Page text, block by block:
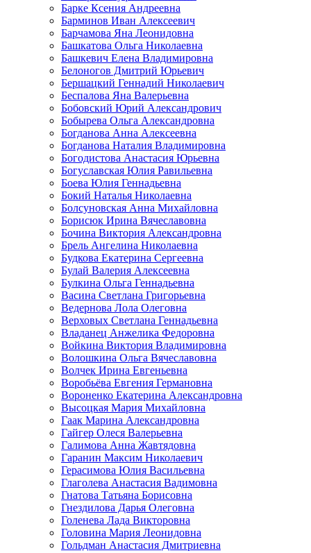
Барке Ксения Андреевна
Барминов Иван Алексеевич
Барчамова Яна Леонидовна
Башкатова Ольга Николаевна
Башкевич Елена Владимировна
Белоногов Дмитрий Юрьевич
Бершацкий Геннадий Николаевич
Беспалова Яна Валерьевна
Бобовский Юрий Александрович
Бобырева Ольга Александровна
Богданова Анна Алексеевна
Богданова Наталия Владимировна
Богодистова Анастасия Юрьевна
Богуславская Юлия Равильевна
Боева Юлия Геннадьевна
Бокий Наталья Николаевна
Болсуновская Анна Михайловна
Борисюк Ирина Вячеславовна
Бочина Виктория Александровна
Брель Ангелина Николаевна
Будкова Екатерина Сергеевна
Булай Валерия Алексеевна
Булкина Ольга Геннадьевна
Васина Светлана Григорьевна
Ведернова Лола Олеговна
Верховых Светлана Геннадьевна
Владанец Анжелика Федоровна
Войкина Виктория Владимировна
Волошкина Ольга Вячеславовна
Волчек Ирина Евгеньевна
Воробьёва Евгения Германовна
Вороненко Екатерина Александровна
Высоцкая Мария Михайловна
Гаак Марина Александровна
Гайгер Олеся Валерьевна
Галимова Анна Жавтядовна
Гаранин Максим Николаевич
Герасимова Юлия Васильевна
Глаголева Анастасия Вадимовна
Гнатова Татьяна Борисовна
Гнездилова Дарья Олеговна
Голенева Лада Викторовна
Головина Мария Леонидовна
Гольдман Анастасия Дмитриевна